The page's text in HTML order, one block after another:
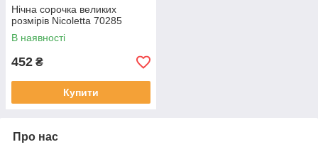
Нічна сорочка великих
розмірів Nicoletta 70285
В наявності
452 ₴
Купити
Про нас